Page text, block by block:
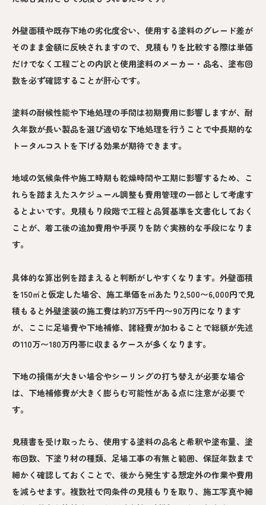
外壁面積や既存下地の劣化度合い、使用する塗料のグレード差が
そのまま金額に反映されますので、見積もりを比較する際は単価
だけでなく工程ごとの内訳と使用塗料のメーカー・品名、塗布回
数を必ず確認することが肝心です。
塗料の耐候性能や下地処理の手間は初期費用に影響しますが、耐
久年数が長い製品を選び適切な下地処理を行うことで中長期的な
トータルコストを下げる効果が期待できます。
地域の気候条件や施工時期も乾燥時間や工期に影響するため、こ
れらを踏まえたスケジュール調整も費用管理の一部として考慮す
るとよいです。見積もり段階で工程と品質基準を文書化しておく
ことが、着工後の追加費用や手戻りを防ぐ実務的な手段になりま
す。
具体的な算出例を踏まえると判断がしやすくなります。外壁面積
を150㎡と仮定した場合、施工単価を㎡あたり2,500〜6,000円で見
積もると外壁塗装の施工費は約37万5千円〜90万円になります
が、ここに足場費や下地補修、諸経費が加わることで総額が先述
の110万〜180万円帯に収まるケースが多くなります。
下地の損傷が大きい場合やシーリングの打ち替えが必要な場合
は、下地補修費が大きく膨らむ可能性がある点に注意が必要で
す。
見積書を受け取ったら、使用する塗料の品名と希釈や塗布量、塗
布回数、下塗り材の種類、足場工事の有無と範囲、保証年数まで
細かく確認しておくことで、後から発生する想定外の作業や費用
を減らせます。複数社で同条件の見積もりを取り、施工写真や細